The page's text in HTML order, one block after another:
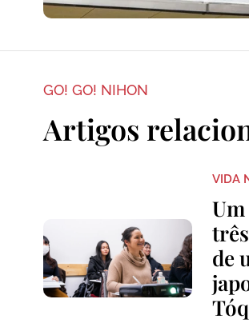
GO! GO! NIHON
Artigos
VIDA
de